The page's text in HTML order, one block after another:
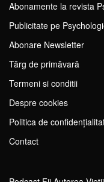
Abonamente la revista
Publicitate pe
Abonare Newsletter
Tărg de primăvară
Termeni si conditii
Despre cookies
Politica de
Contact